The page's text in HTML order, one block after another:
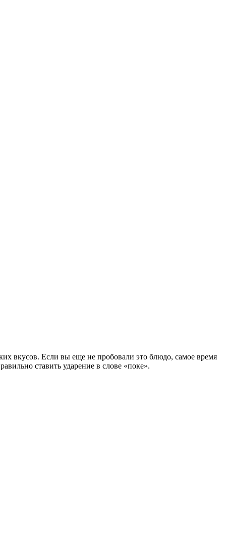
вкусов. Если вы еще не пробовали это блюдо, самое время
ставить ударение в слове «поке».